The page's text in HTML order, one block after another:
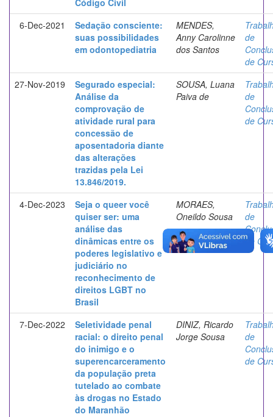
Código Civil
6-Dec-2021
Sedação consciente:
suas possibilidades
em odontopediatria
MENDES,
Anny Carolinne
dos Santos
de
de
27-Nov-2019
Segurado especial:
Análise da
comprovação de
atividade rural para
concessão de
aposentadoria diante
das alterações
trazidas pela Lei
13.846/2019.
SOUSA, Luana
Paiva de
de
de
4-Dec-2023
Seja o queer você
quiser ser: uma
análise das
dinâmicas entre os
poderes legislativo e
judiciário no
reconhecimento de
direitos LGBT no
Brasil
MORAES,
Oneildo Sousa
de
de
7-Dec-2022
Seletividade penal
racial: o direito penal
do inimigo e o
superencarceramento
da população preta
tutelado ao combate
às drogas no Estado
do Maranhão
DINIZ, Ricardo
Jorge Sousa
de
de